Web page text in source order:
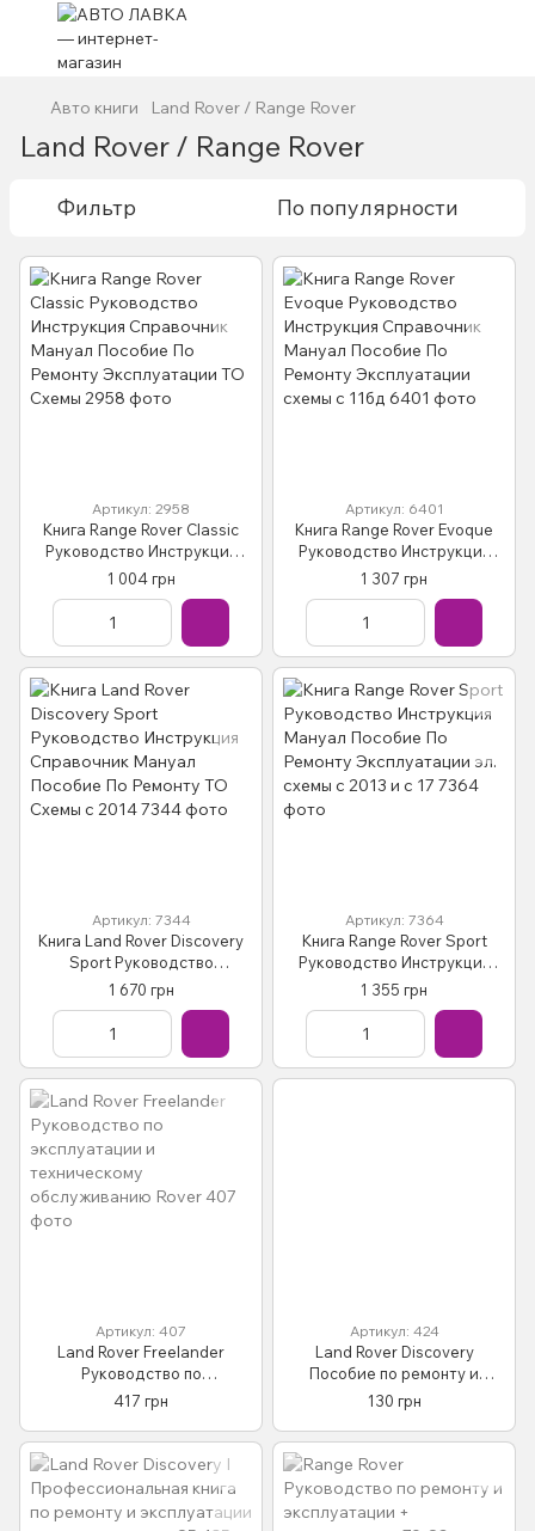
Авто книги Land Rover / Range Rover
Land Rover / Range Rover
Фильтр По популярности
Артикул: 2958
Книга Range Rover Classic
Руководство Инструкция
Справочник Мануал
Пособие По Ремонту
Эксплуатации ТО Схемы
1 004 грн
Артикул: 6401
Книга Range Rover Evoque
Руководство Инструкция
Справочник Мануал
Пособие По Ремонту
Эксплуатации схемы с 11бд
1 307 грн
Артикул: 7344
Книга Land Rover Discovery
Sport Руководство
Инструкция Справочник
Мануал Пособие По Ремонту
ТО Схемы с 2014
1 670 грн
Артикул: 7364
Книга Range Rover Sport
Руководство Инструкция
Мануал Пособие По Ремонту
Эксплуатации эл. схемы с
2013 и с 17
1 355 грн
Артикул: 407
Land Rover Freelander
Руководство по
эксплуатации и
техническому
обслуживанию Rover
417 грн
Артикул: 424
Land Rover Discovery
Пособие по ремонту и
эксплуатации +
электросхемы 89-95
Дизельные двигатели
130 грн